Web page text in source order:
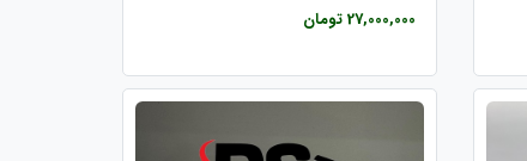
27,000,000 تومان